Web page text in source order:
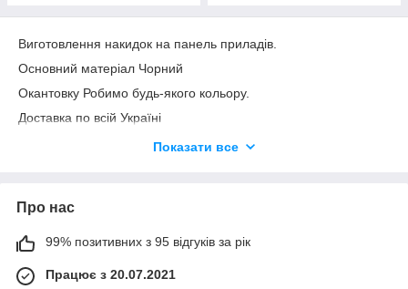
Виготовлення накидок на панель приладів.
Основний матеріал Чорний
Окантовку Робимо будь-якого кольору.
Доставка по всій Україні
ІНДИВІДУАЛЬНЕ ПОШИТТЯ ПЕРСОНАЛЬНО ПІД ВАШ
перегріву.
Запобігає втраті кольору, деформації та появі тріщин
на панелі.
Показати все
Про нас
99% позитивних з 95 відгуків за рік
Працює з 20.07.2021